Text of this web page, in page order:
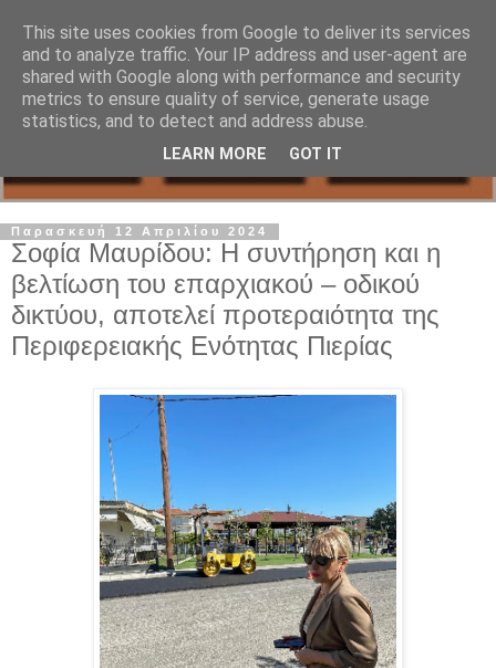
Παρασκευή 12 Απριλίου 2024
Σοφία Μαυρίδου: Η συντήρηση και η
βελτίωση του επαρχιακού – οδικού
δικτύου, αποτελεί προτεραιότητα της
Περιφερειακής Ενότητας Πιερίας
This site uses cookies from Google to deliver its services
and to analyze traffic. Your IP address and user-agent are
shared with Google along with performance and security
metrics to ensure quality of service, generate usage
statistics, and to detect and address abuse.
LEARN MORE GOT IT